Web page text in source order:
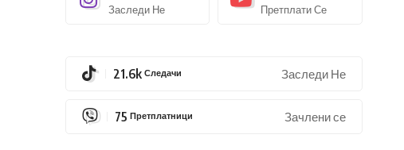
Заследи Не Претплати Се
21.6k Следачи Заследи Не
75 Претплатници Зачлени се